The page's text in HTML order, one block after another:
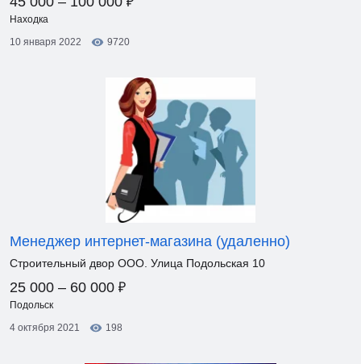
Находка
10 января 2022
9720
Менеджер интернет-магазина (удаленно)
Строительный двор ООО. Улица Подольская 10
25 000 – 60 000 ₽
Подольск
4 октября 2021
198